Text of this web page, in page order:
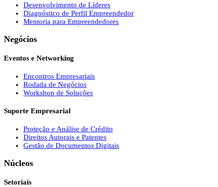
Desenvolvimento de Líderes
Diagnóstico de Perfil Empreendedor
Mentoria para Empreendedores
Negócios
Eventos e Networking
Encontros Empresariais
Rodada de Negócios
Workshop de Soluções
Suporte Empresarial
Proteção e Análise de Crédito
Direitos Autorais e Patentes
Gestão de Documentos Digitais
Núcleos
Setoriais